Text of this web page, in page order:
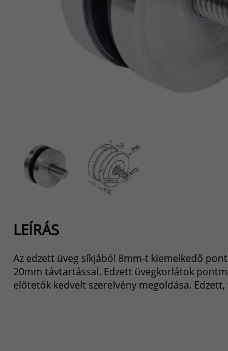
LEÍRÁS
Az edzett üveg síkjából 8mm-t kiemelkedő
20mm távtartással. Edzett üvegkorlátok
előtetők kedvelt szerelvény megoldása.